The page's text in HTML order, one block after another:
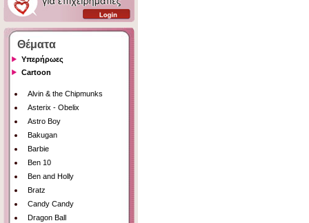
Θέματα
Υπερήρωες
Cartoon
Alvin & the Chipmunks
Asterix - Obelix
Astro Boy
Bakugan
Barbie
Ben 10
Ben and Holly
Bratz
Candy Candy
Dragon Ball